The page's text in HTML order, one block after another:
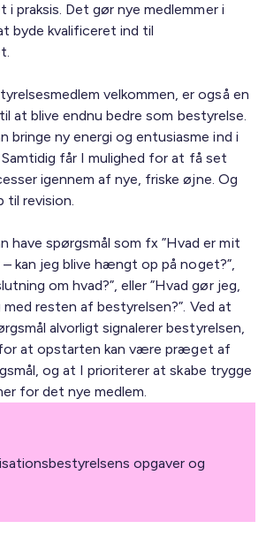
opgaver og
i praksis. Det gør nye medlemmer i
byde kvalificeret ind til
velkommen, er også en
at blive endnu bedre som bestyrelse.
bringe ny energi og entusiasme ind i
får I mulighed for at få set
igennem af nye, friske øjne. Og
til revision.
have spørgsmål som fx ”Hvad er mit
kan jeg blive hængt op på noget?”,
om hvad?”, eller ”Hvad gør jeg,
med resten af bestyrelsen?”. Ved at
alvorligt signalerer bestyrelsen,
at opstarten kan være præget af
og at I prioriterer at skabe trygge
for det nye medlem.